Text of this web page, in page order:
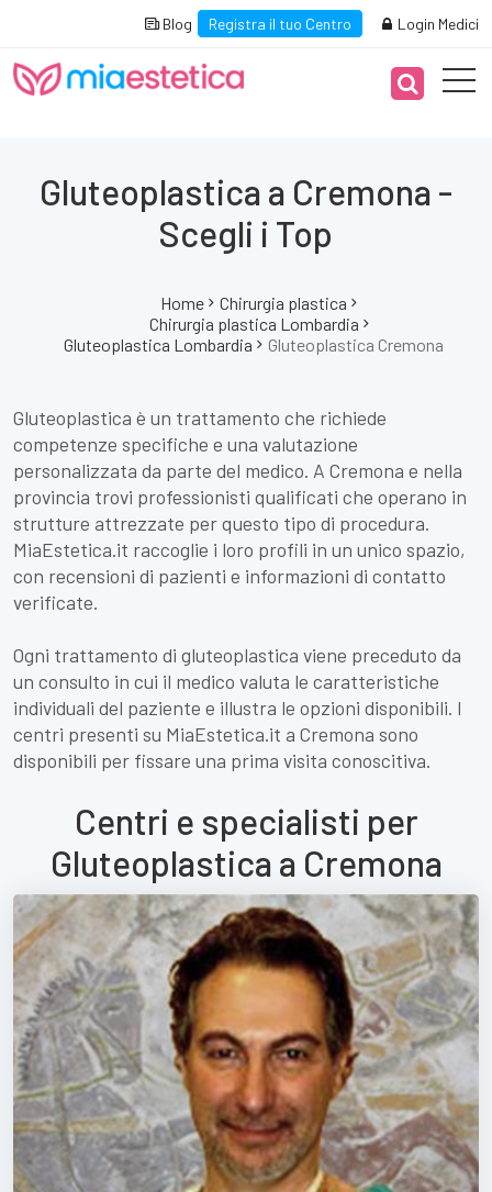
Blog Registra il tuo Centro Login Medici
Gluteoplastica a Cremona -
Scegli i Top
Home
Chirurgia plastica
Chirurgia plastica Lombardia
Gluteoplastica Lombardia
Gluteoplastica Cremona
Gluteoplastica è un trattamento che richiede
competenze specifiche e una valutazione
personalizzata da parte del medico. A Cremona e nella
provincia trovi professionisti qualificati che operano in
strutture attrezzate per questo tipo di procedura.
MiaEstetica.it raccoglie i loro profili in un unico spazio,
con recensioni di pazienti e informazioni di contatto
verificate.
Ogni trattamento di gluteoplastica viene preceduto da
un consulto in cui il medico valuta le caratteristiche
individuali del paziente e illustra le opzioni disponibili. I
centri presenti su MiaEstetica.it a Cremona sono
disponibili per fissare una prima visita conoscitiva.
Centri e specialisti per
Gluteoplastica a Cremona